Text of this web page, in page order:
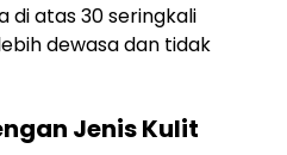
di atas 30 seringkali
dewasa dan tidak
Jenis Kulit